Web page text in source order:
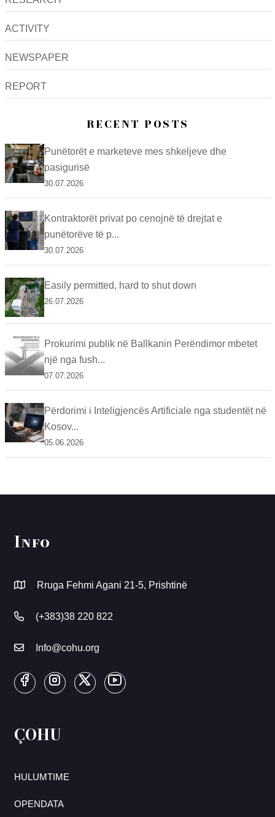
ACTIVITY
NEWSPAPER
REPORT
RECENT POSTS
Punëtorët e marketeve mes shkeljeve dhe
pasigurisë
30.07.2026
Kontraktorët privat po cenojnë të drejtat e
punëtorëve të p...
30.07.2026
Easily permitted, hard to shut down
26.07.2026
Prokurimi publik në Ballkanin Perëndimor mbetet
një nga fush...
07.07.2026
Përdorimi i Inteligjencës Artificiale nga studentët në
Kosov...
05.06.2026
Info
Rruga Fehmi Agani 21-5, Prishtinë
(+383)38 220 822
Info@cohu.org
ÇOHU
HULUMTIME
OPENDATA